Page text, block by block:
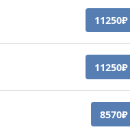
11250₽
11250₽
8570₽